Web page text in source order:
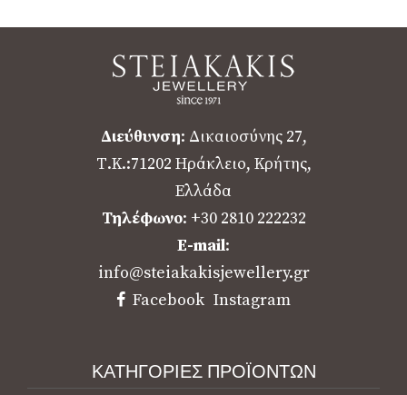
Διεύθυνση: Δικαιοσύνης 27,
Τ.Κ.:71202 Ηράκλειο, Κρήτης,
Ελλάδα
Τηλέφωνο: +30 2810 222232
E-mail:
info@steiakakisjewellery.gr
Facebook Instagram
ΚΑΤΗΓΟΡΙΕΣ ΠΡΟΪΟΝΤΩΝ